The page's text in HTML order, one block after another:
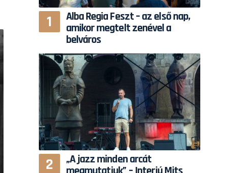
Alba Regia Feszt – az első nap,
amikor megtelt zenével a
belváros
„A jazz minden arcát